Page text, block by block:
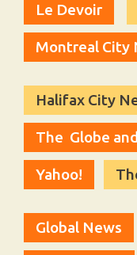
CONTACT
Le Devoir
Montreal City
Halifax City
The Globe
Yahoo!
Global News